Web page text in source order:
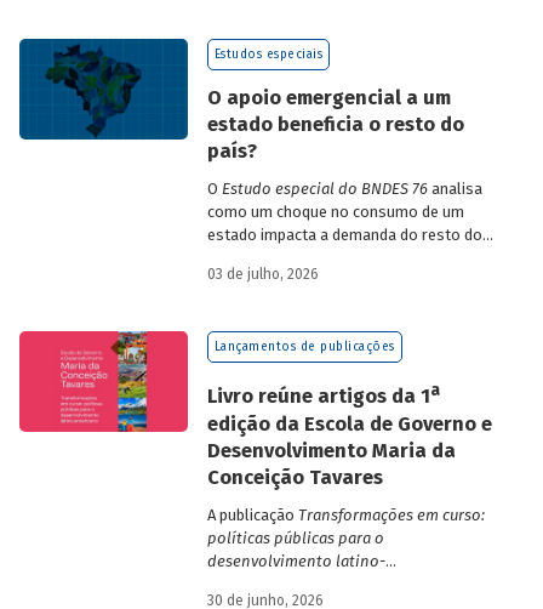
ainda os microdados da Pnad Contínua
para analisar a evolução da renda dos
Estudos especiais
O apoio emergencial a um
estado beneficia o resto do
país?
O Estudo especial do BNDES 76analisa
como um choque no consumo de um
estado impacta a demanda do resto do
Grande do Sul.
03 de julho, 2026
Lançamentos de publicações
Livro reúne artigos da 1a
edição da Escola de Governo e
Desenvolvimento Maria da
Conceição Tavares
A publicação Transformações em curso:
políticas públicas para o
desenvolvimento latino-
30 de junho, 2026